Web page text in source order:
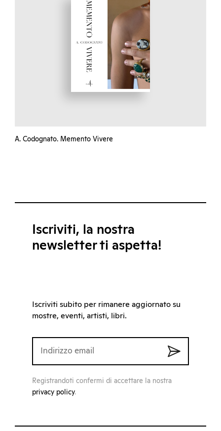
A. Codognato. Memento Vivere
Iscriviti, la nostra
newsletter ti aspetta!
Iscriviti subito per rimanere aggiornato su
mostre, eventi, artisti, libri.
Registrandoti confermi di accettare la nostra
privacy policy.